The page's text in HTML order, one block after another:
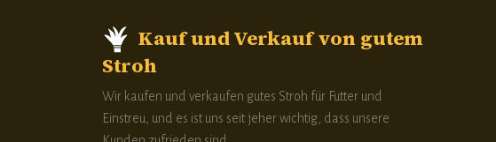
Kauf und Verkauf von gutem
Stroh
Wir kaufen und verkaufen gutes Stroh für Futter und
Einstreu, und es ist uns seit jeher wichtig, dass unsere